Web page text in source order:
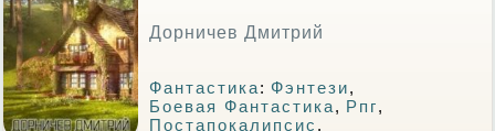
Дорничев Дмитрий
Фантастика: Фэнтези,
Боевая Фантастика, Рпг,
Постапокалипсис .